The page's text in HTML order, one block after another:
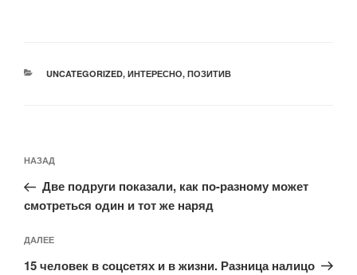
РУБРИКИ
UNCATEGORIZED, ИНТЕРЕСНО, ПОЗИТИВ
по
записям
Предыдущая
запись:
НАЗАД
Две подруги показали, как по-разному может
смотреться один и тот же наряд
Следующая
запись
ДАЛЕЕ
15 человек в соцсетях и в жизни. Разница налицо